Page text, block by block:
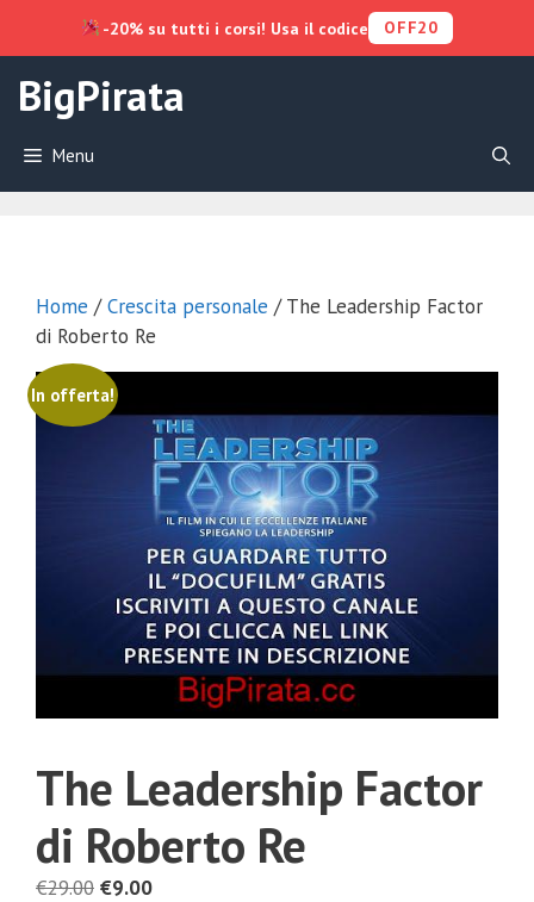
contenuto
BigPirata
Menu
Home /Crescita personale / The Leadership Factor
di Roberto Re
In offerta!
The Leadership Factor
di Roberto Re
€29.00 Il
€9.00Il
-20% su tutti i corsi! Usa il codice OFF20